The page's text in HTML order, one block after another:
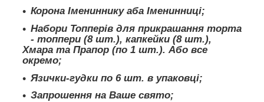
Корона Імениннику аба Іменинниці;
Набори Топперів для прикрашання торта
- топпери (8 шт.), капкейки (8 шт.),
Хмара та Прапор (по 1 шт.). Або все
окремо;
Язички-гудки по 6 шт. в упаковці;
Запрошення на Ваше свято;